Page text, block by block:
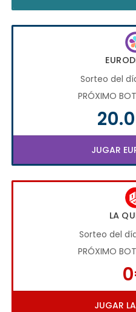
Sorteo del
PRÓXIMO
JUGAR
LA
Sorteo del
PRÓXIMO
JUGAR